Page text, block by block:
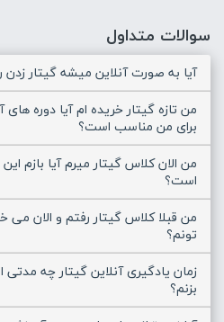
سوالات متداول
آیا به صورت آنلاین میشه گیتار زدن
من تازه گیتار خریده ام آیا دوره
برای من مناسب است؟
من الان کلاس گیتار میرم آیا بازم
است؟
من قبلا کلاس گیتار رفتم و الان می
تونم؟
زمان یادگیری آنلاین گیتار چه
بزنم؟